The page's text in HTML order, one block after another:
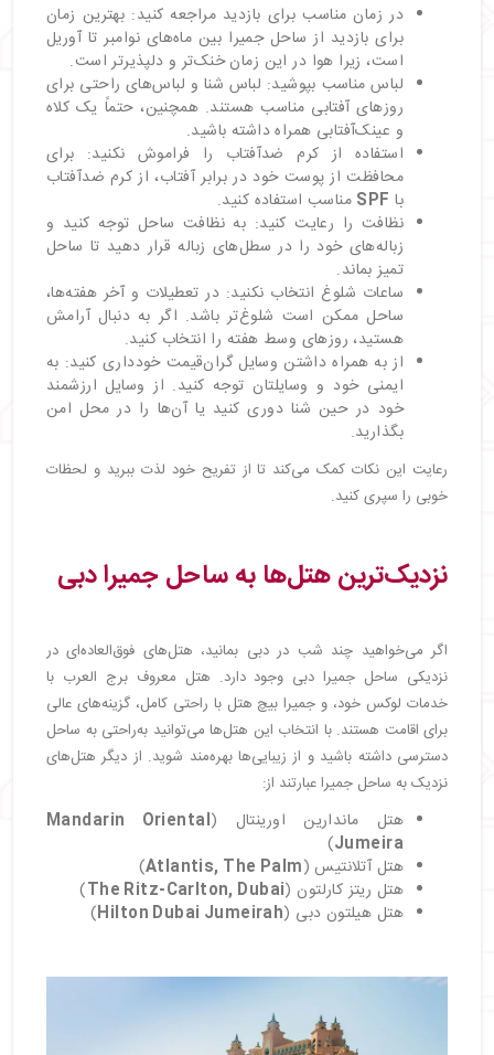
در زمان مناسب برای بازدید مراجعه کنید: بهترین زمان
برای بازدید از ساحل جمیرا بین ماه‌های نوامبر تا آوریل
است، زیرا هوا در این زمان خنک‌تر و دلپذیرتر است.
لباس مناسب بپوشید: لباس شنا و لباس‌های راحتی برای
روزهای آفتابی مناسب هستند. همچنین، حتماً یک کلاه
و عینک‌آفتابی همراه داشته باشید.
استفاده از کرم ضدآفتاب را فراموش نکنید: برای
محافظت از پوست خود در برابر آفتاب، از کرم ضدآفتاب
با SPF مناسب استفاده کنید.
نظافت را رعایت کنید: به نظافت ساحل توجه کنید و
زباله‌های خود را در سطل‌های زباله قرار دهید تا ساحل
تمیز بماند.
ساعات شلوغ انتخاب نکنید: در تعطیلات و آخر هفته‌ها،
ساحل ممکن است شلوغ‌تر باشد. اگر به دنبال آرامش
هستید، روزهای وسط هفته را انتخاب کنید.
از به همراه داشتن وسایل گران‌قیمت خودداری کنید: به
ایمنی خود و وسایلتان توجه کنید. از وسایل ارزشمند
خود در حین شنا دوری کنید یا آن‌ها را در محل امن
بگذارید.
رعایت این نکات کمک می‌کند تا از تفریح خود لذت ببرید و لحظات
خوبی را سپری کنید.
نزدیک‌ترین هتل‌ها به ساحل جمیرا دبی
اگر می‌خواهید چند شب در دبی بمانید، هتل‌های فوق‌العاده‌ای در
نزدیکی ساحل جمیرا دبی وجود دارد. هتل معروف برج العرب با
خدمات لوکس خود، و جمیرا بیچ هتل با راحتی کامل، گزینه‌های عالی
برای اقامت هستند. با انتخاب این هتل‌ها می‌توانید به‌راحتی به ساحل
دسترسی داشته باشید و از زیبایی‌ها بهره‌مند شوید. از دیگر هتل‌های
نزدیک به ساحل جمیرا عبارتند از:
هتل ماندارین اورینتال (Mandarin Oriental
Jumeira
)
هتل آتلانتیس (Atlantis, The Palm
)
هتل ریتز کارلتون (The Ritz-Carlton, Dubai
)
هتل هیلتون دبی (Hilton Dubai Jumeirah
)